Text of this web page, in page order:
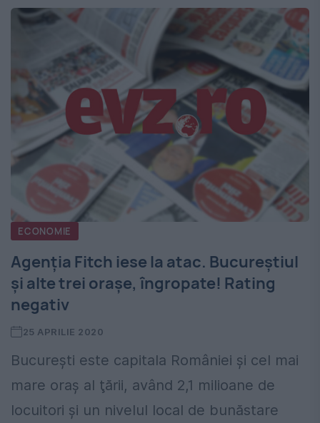
ECONOMIE
Agenția Fitch iese la atac. Bucureștiul
și alte trei orașe, îngropate! Rating
negativ
25 APRILIE 2020
Bucureşti este capitala României şi cel mai
mare oraş al ţării, având 2,1 milioane de
locuitori şi un nivelul local de bunăstare